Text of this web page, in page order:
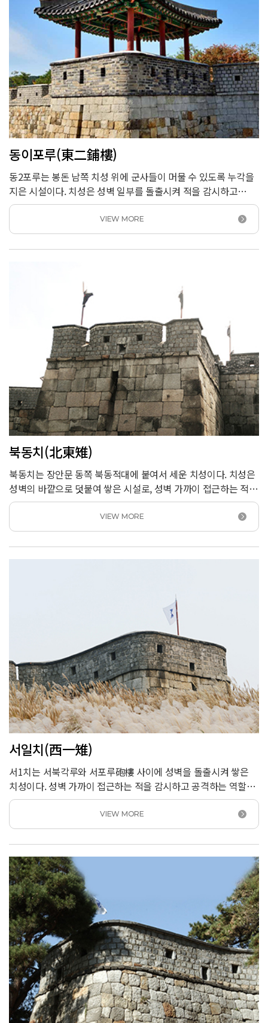
동이포루(東二鋪樓)
동2포루는 봉돈 남쪽 치성 위에 군사들이 머물 수 있도록 누각을
지은 시설이다. 치성은 성벽 일부를 돌출시켜 적을 감시하고
공격할 수 있도록 만든 시설물이다. 화성에는 모두 15곳의
치성이 있는데 그중 중요한 5곳의 치성 위에 동1포루, 동2포루,
서포루, 북포루, 동북포루를 만들고 적의 동향을 감시했다.<br />
동2포루는 동1포루와 마찬가지로 사방이 개방된 구조이다. 측면
VIEW MORE
북동치(北東雉)
북동치는 장안문 동쪽 북동적대에 붙여서 세운 치성이다. 치성은
성벽의 바깥으로 덧붙여 쌓은 시설로, 성벽 가까이 접근하는 적을
감시하고 공격하는 역할을 했다. 성벽에 8곳, 용도에 2곳의
치성이 설치되어 있는데 지형에 따라 형태가 조금씩 다르다.
북동적대 위치에서 성곽이 급하게 꺾이기 때문에 북쪽을
방어하기 위해 적대에 치를 덧붙였다. 북동치는 장안문을 지키는
중요한 위치이므로 가장 크게 치성을 만들고, 적을 감시하고
VIEW MORE
서일치(西一雉)
서1치는 서북각루와 서포루砲樓 사이에 성벽을 돌출시켜 쌓은
치성이다. 성벽 가까이 접근하는 적을 감시하고 공격하는 역할을
했다. 성벽에 8곳, 용도에 2곳의 치성이 설치되어 있는데 지형에
따라 형태가 조금씩 다르다. 치성은 보통 좌우 방어 시설과 100m
이상 거리를 두고 만들었으나, 서1치는 서북각루에서 약 55m
떨어진 지점에 있다. 화서문에서 뻗은 성벽이 팔달산 정상을 향해
크게 꺾이는 요충지이기 때문에 치성을 가깝게 설치한 것이다.
VIEW MORE